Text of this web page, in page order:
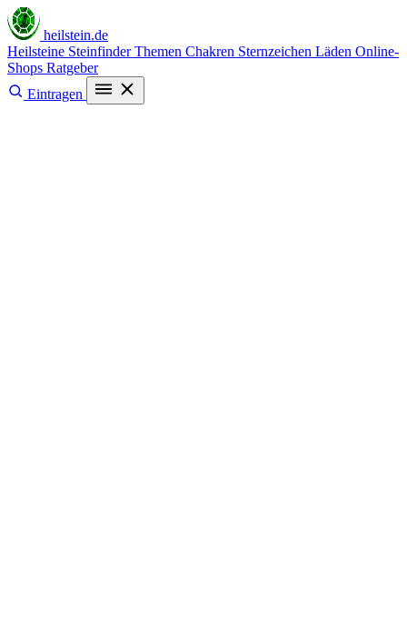
heilstein.de
Heilsteine SteinfinderThemen Chakren Sternzeichen Läden Online-
Shops Ratgeber
Eintragen